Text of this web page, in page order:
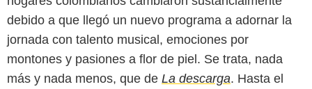
debido a que llegó un nuevo programa a adornar la
jornada con talento musical, emociones por
montones y pasiones a flor de piel. Se trata, nada
más y nada menos, que de La descarga. Hasta el